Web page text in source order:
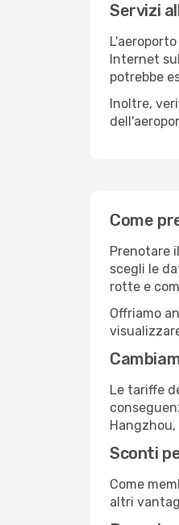
Servizi
Internet
potrebbe
Inoltre,
Come
Prenotare
scegli le
rotte e
Offriamo
Le tariffe
Sconti
Come
altri